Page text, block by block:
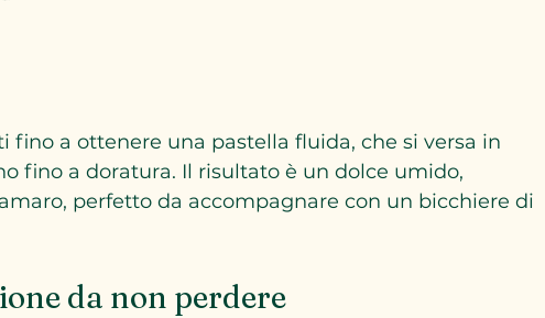
fino a ottenere una pastella fluida, che si versa in
fino a doratura. Il risultato è un dolce umido,
perfetto da accompagnare con un bicchiere di
da non perdere